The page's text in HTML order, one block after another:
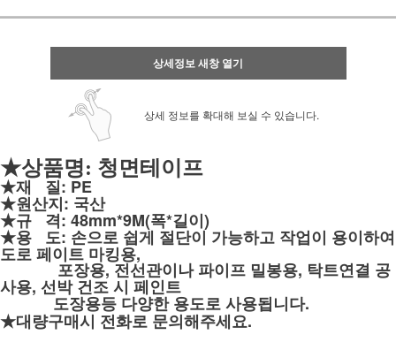
상세정보 새창 열기
상세 정보를 확대해 보실 수 있습니다.
★상품명: 청면테이프
★재 질: PE
★원산지: 국산
★규 격: 48mm*9M(폭*길이)
★용 도: 손으로 쉽게 절단이 가능하고 작업이 용이하여
도로 페이트 마킹용,
포장용, 전선관이나 파이프 밀봉용, 탁트연결 공
사용, 선박 건조 시 페인트
도장용등 다양한 용도로 사용됩니다.
★대량구매시 전화로 문의해주세요.